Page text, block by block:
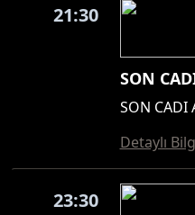
21:30
SON
SON CADI
Detaylı
23:30